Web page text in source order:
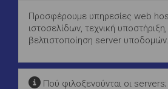
Προσφέρουμε υπηρεσίες web
ιστοσελίδων, τεχνική
βελτιστοποίηση server υποδομών.
Πού φιλοξενούνται οι servers;